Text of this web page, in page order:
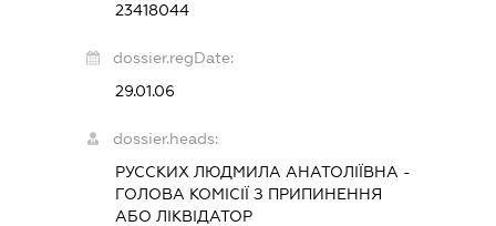
23418044
dossier.regDate:
29.01.06
dossier.heads:
РУССКИХ ЛЮДМИЛА АНАТОЛІЇВНА -
ГОЛОВА КОМІСІЇ З ПРИПИНЕННЯ
АБО ЛІКВІДАТОР